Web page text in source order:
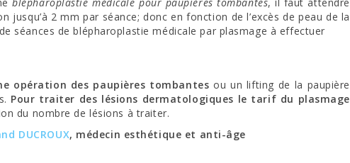
2 mm par séance; donc en fonction de l’excès de peau de la
séances de blépharoplastie médicale par plasmage à effectuer
opération des paupières tombantes ou un lifting de la paupière
Pour traiter des lésions dermatologiques le tarif du plasmage
du nombre de lésions à traiter.
DUCROUX, médecin esthétique et anti-âge